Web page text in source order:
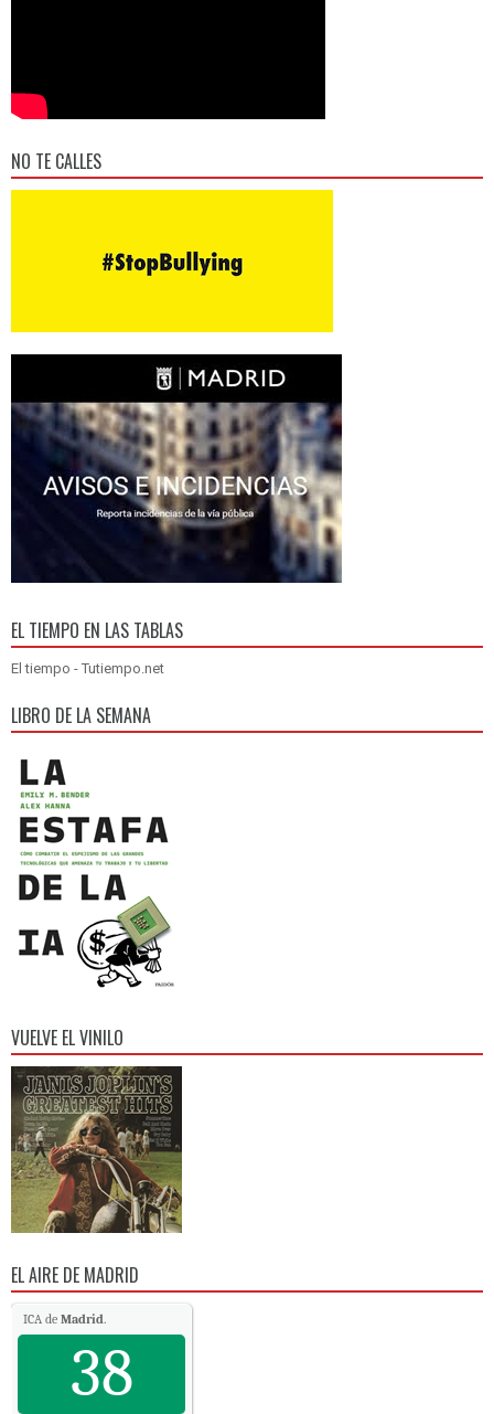
NO TE CALLES
EL TIEMPO EN LAS TABLAS
El tiempo - Tutiempo.net
LIBRO DE LA SEMANA
VUELVE EL VINILO
EL AIRE DE MADRID
ICA de Madrid.
38